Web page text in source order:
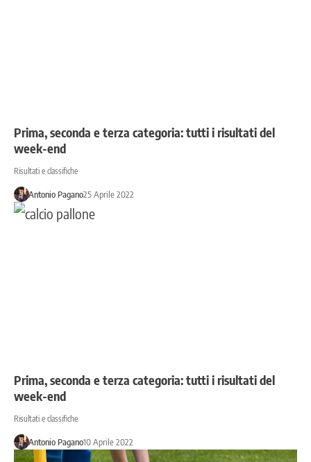
Prima, seconda e terza categoria: tutti i risultati del
week-end
Risultati e classifiche
Antonio Pagano25 Aprile 2022
Prima, seconda e terza categoria: tutti i risultati del
week-end
Risultati e classifiche
Antonio Pagano10 Aprile 2022